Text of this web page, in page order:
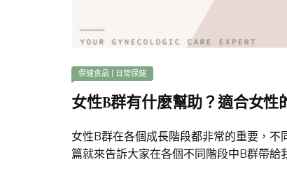
保健食品 日常保健
女性B群有什麼幫助？適合女性
女性B群在各個成長階段都非常的重要，
篇就來告訴大家在各個不同階段中B群帶給